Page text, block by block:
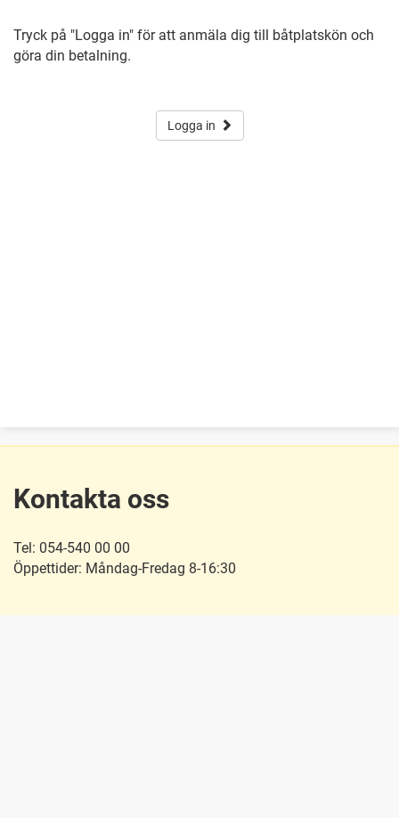
Tryck på "Logga in" för att anmäla dig till båtplatskön och
göra din betalning.
Logga in
Kontakta oss
Tel: 054-540 00 00
Öppettider: Måndag-Fredag 8-16:30